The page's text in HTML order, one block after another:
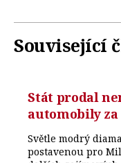
Související
Stát prodal
automobily
Světle modrý
postavenou pro